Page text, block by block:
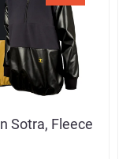
Sotra, Fleece